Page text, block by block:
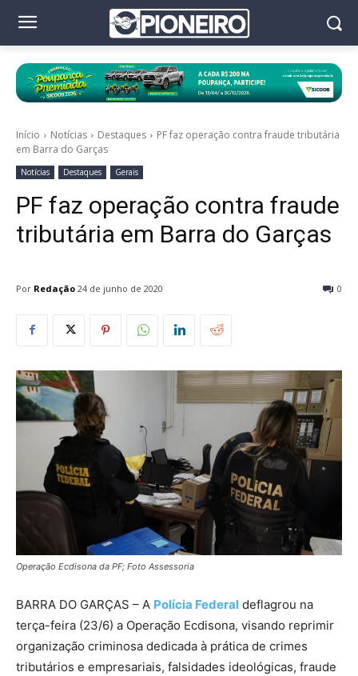
Início Notícias Destaques
PF faz operação contra fraude tributária
em Barra do Garças
Notícias Destaques Gerais
PF faz operação contra fraude
tributária em Barra do Garças
Por Redação 0
24 de junho de 2020
Operação Ecdisona da PF; Foto Assessoria
BARRA DO GARÇAS – A Polícia Federal deflagrou na
terça-feira (23/6) a Operação Ecdisona, visando reprimir
organização criminosa dedicada à prática de crimes
tributários e empresariais, falsidades ideológicas, fraude